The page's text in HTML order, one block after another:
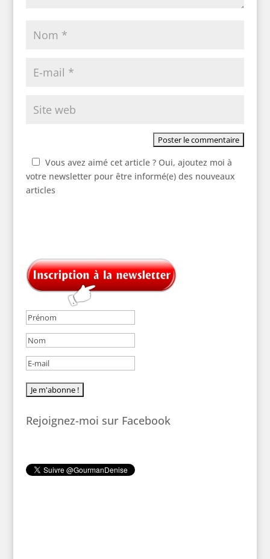
Vous avez aimé cet article ? Oui, ajoutez moi à
votre newsletter pour être informé(e) des nouveaux
articles
Rejoignez-moi sur Facebook